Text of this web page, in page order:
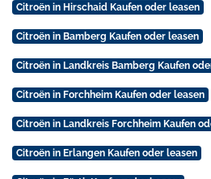
Citroën in Hirschaid Kaufen oder leasen
Citroën in Bamberg Kaufen oder leasen
Citroën in Landkreis Bamberg Kaufen
Citroën in Forchheim Kaufen oder leasen
Citroën in Landkreis Forchheim Kaufen
Citroën in Erlangen Kaufen oder leasen